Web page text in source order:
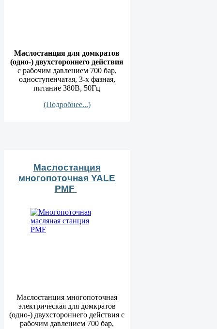
Маслостанция для домкратов
(одно-) двухстороннего действия
с рабочим давлением 700 бар,
одноступенчатая, 3-х фазная,
питание 380В, 50Гц
(Подробнее...)
Маслостанция
многопоточная YALE
PMF
Маслостанция многопоточная
электрическая для домкратов
(одно-) двухстороннего действия с
рабочим давлением 700 бар,